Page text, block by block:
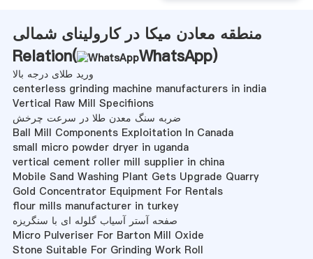
منطقه معادن میکا در کارولینای شمالی
Relation(
WhatsApp)
ورید طلای درجه بالا
centerless grinding machine manufacturers in india
Vertical Raw Mill Specifiions
ضربه سنگ معدن طلا در سرعت چرخش
Ball Mill Components Exploitation In Canada
small micro powder dryer in uganda
vertical cement roller mill supplier in china
Mobile Sand Washing Plant Gets Upgrade Quarry
Gold Concentrator Equipment For Rentals
flour mills manufacturer in turkey
صفحه آستر آسیاب گلوله ای با سنگریزه
Micro Pulveriser For Barton Mill Oxide
Stone Suitable For Grinding Work Roll